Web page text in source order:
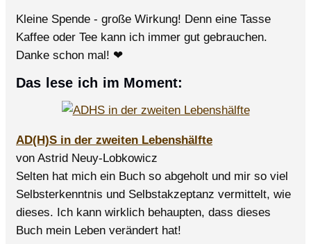
Kleine Spende - große Wirkung! Denn eine Tasse
Kaffee oder Tee kann ich immer gut gebrauchen.
Danke schon mal! ❤
Das lese ich im Moment:
AD(H)S in der zweiten Lebenshälfte
von Astrid Neuy-Lobkowicz
Selten hat mich ein Buch so abgeholt und mir so viel
Selbsterkenntnis und Selbstakzeptanz vermittelt, wie
dieses. Ich kann wirklich behaupten, dass dieses
Buch mein Leben verändert hat!